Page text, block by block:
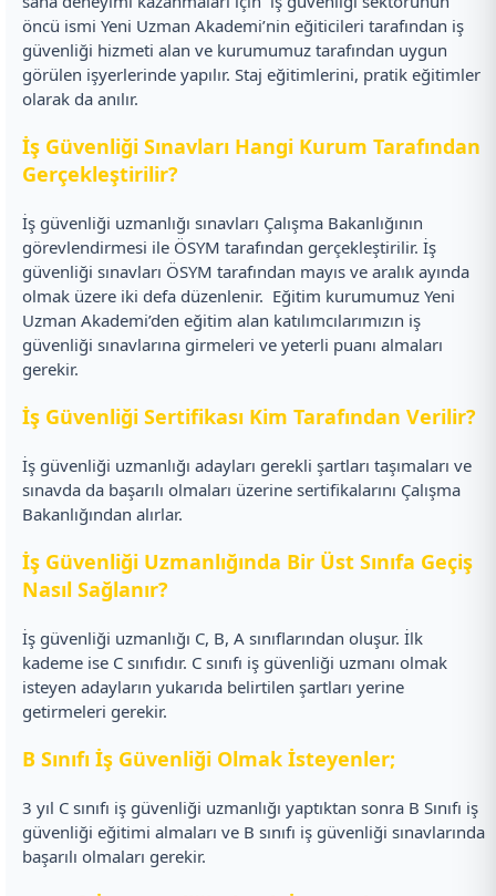
öncü ismi Yeni Uzman Akademi’nin eğiticileri tarafından iş
güvenliği hizmeti alan ve kurumumuz tarafından uygun
görülen işyerlerinde yapılır. Staj eğitimlerini, pratik eğitimler
olarak da anılır.
İş Güvenliği Sınavları Hangi Kurum Tarafından
Gerçekleştirilir?
İş güvenliği uzmanlığı sınavları Çalışma Bakanlığının
görevlendirmesi ile ÖSYM tarafından gerçekleştirilir. İş
güvenliği sınavları ÖSYM tarafından mayıs ve aralık ayında
olmak üzere iki defa düzenlenir. Eğitim kurumumuz Yeni
Uzman Akademi’den eğitim alan katılımcılarımızın iş
güvenliği sınavlarına girmeleri ve yeterli puanı almaları
gerekir.
İş Güvenliği Sertifikası Kim Tarafından Verilir?
İş güvenliği uzmanlığı adayları gerekli şartları taşımaları ve
sınavda da başarılı olmaları üzerine sertifikalarını Çalışma
Bakanlığından alırlar.
İş Güvenliği Uzmanlığında Bir Üst Sınıfa Geçiş
Nasıl Sağlanır?
İş güvenliği uzmanlığı C, B, A sınıflarından oluşur. İlk
kademe ise C sınıfıdır. C sınıfı iş güvenliği uzmanı olmak
isteyen adayların yukarıda belirtilen şartları yerine
getirmeleri gerekir.
B Sınıfı İş Güvenliği Olmak İsteyenler;
3 yıl C sınıfı iş güvenliği uzmanlığı yaptıktan sonra B Sınıfı iş
güvenliği eğitimi almaları ve B sınıfı iş güvenliği sınavlarında
başarılı olmaları gerekir.